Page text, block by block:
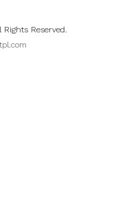
Reserved.